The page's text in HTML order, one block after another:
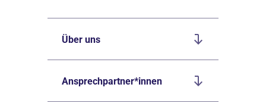
Über uns
Ansprechpartner*innen